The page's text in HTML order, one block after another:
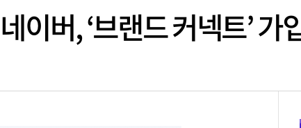
버, ‘브랜드 커넥트’ 가